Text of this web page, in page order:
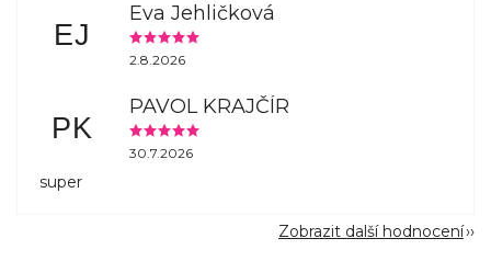
EJ
Eva Jehličková
2.8.2026
PK
PAVOL KRAJČÍR
30.7.2026
super
Zobrazit další hodnocení